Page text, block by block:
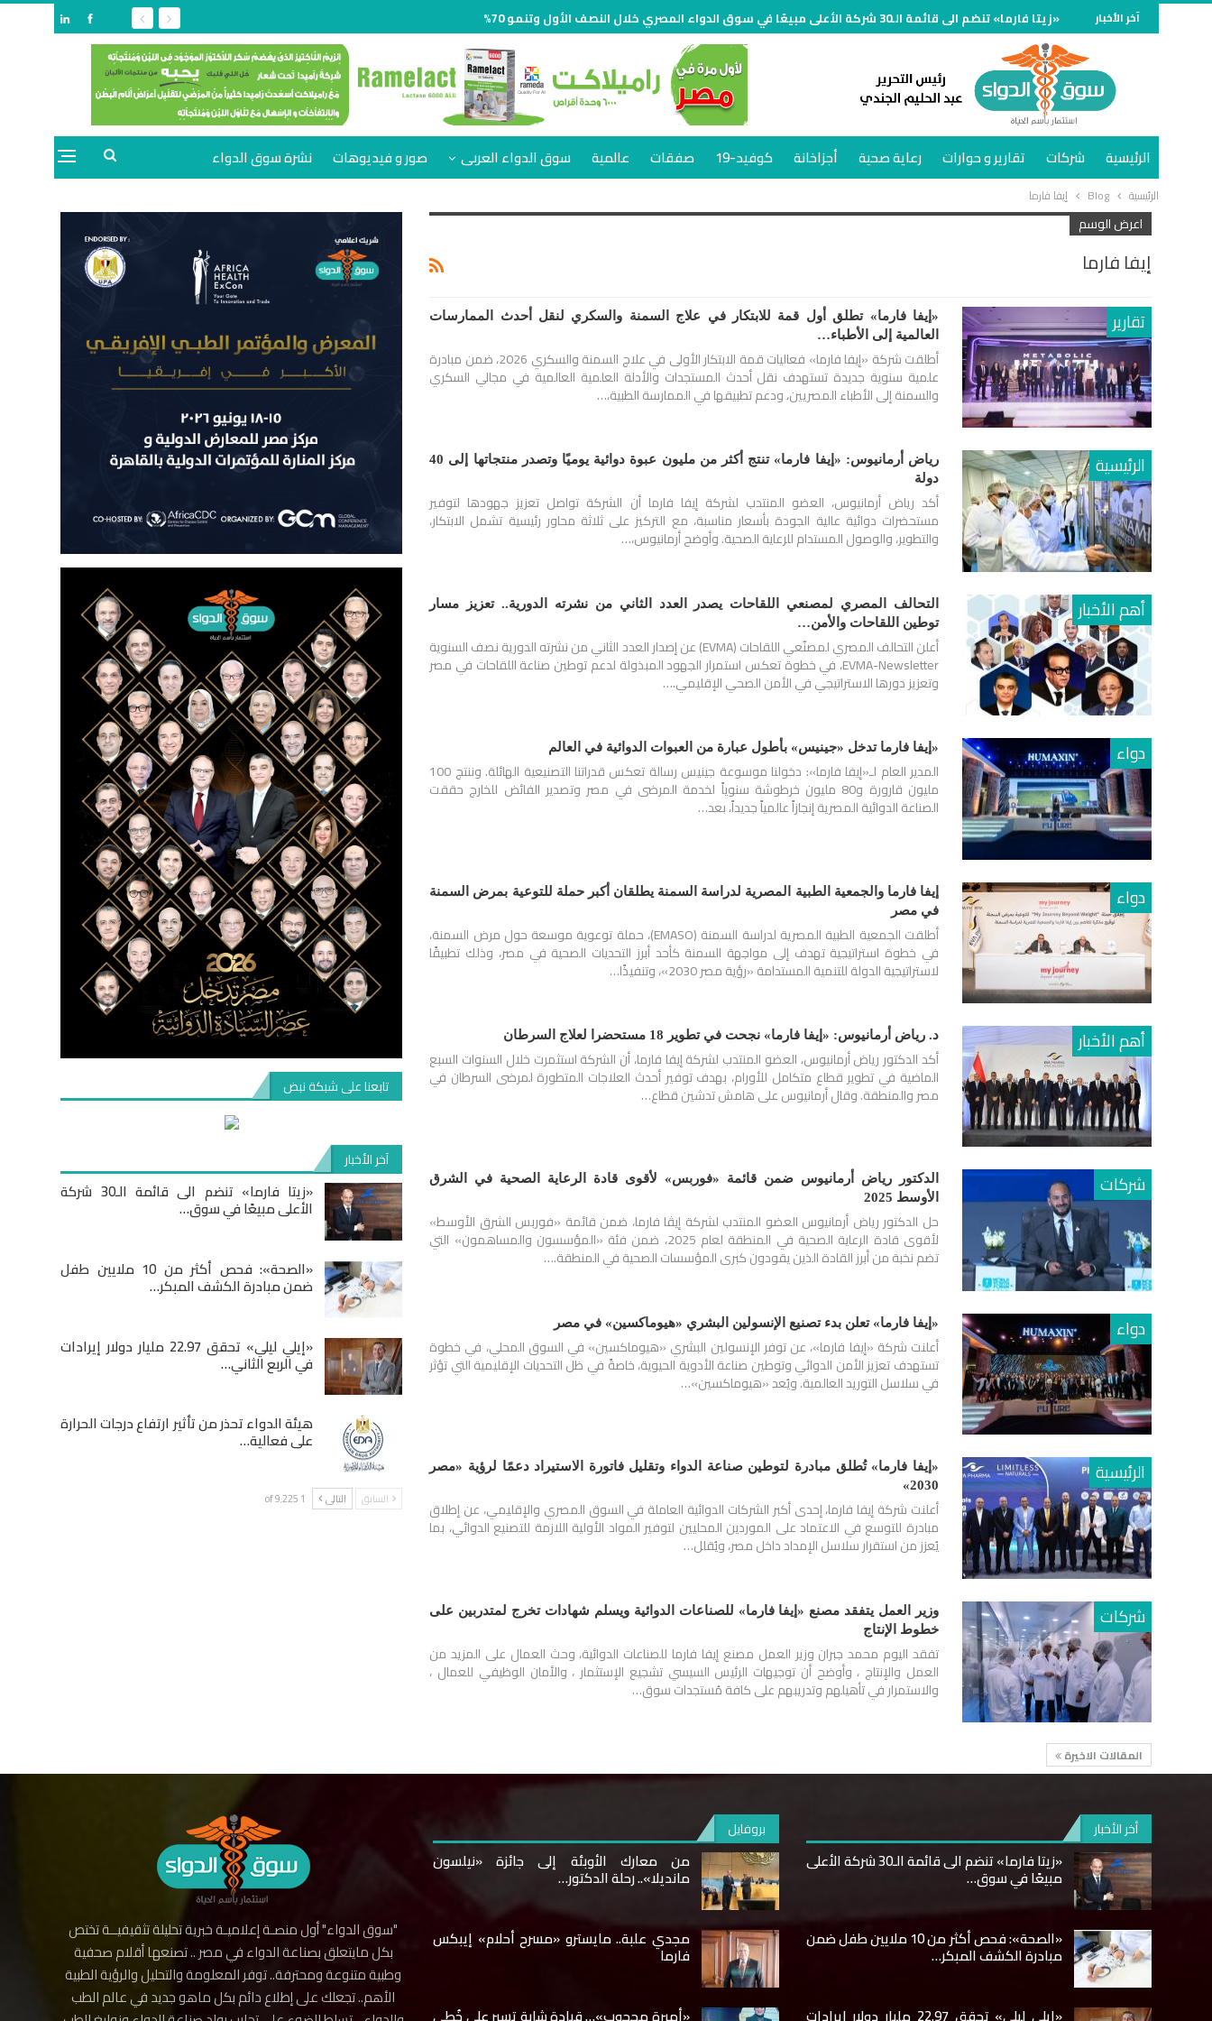
آخر الأخبار «زيتا فارما» تنضم الى قائمة الـ30 شركة الأعلى مبيعًا في سوق الدواء المصري خلال النصف الأول وتنمو 70%
الرئيسية شركات تقارير و حوارات رعاية صحية أجزاخانة كوفيد-19 صفقات عالمية سوق الدواء العربى صور و فيديوهات نشرة سوق الدواء
الرئيسية Blog إيفا فارما
اعرض الوسم
إيفا فارما
تقارير
«إيفا فارما» تطلق أول قمة للابتكار في علاج السمنة والسكري لنقل أحدث الممارسات
العالمية إلى الأطباء…
أطلقت شركة «إيفا فارما» فعاليات قمة الابتكار الأولى في علاج السمنة والسكري 2026، ضمن مبادرة
علمية سنوية جديدة تستهدف نقل أحدث المستجدات والأدلة العلمية العالمية في مجالي السكري
والسمنة إلى الأطباء المصريين، ودعم تطبيقها في الممارسة الطبية،…
الرئيسية
رياض أرمانيوس: «إيفا فارما» تنتج أكثر من مليون عبوة دوائية يوميًا وتصدر منتجاتها إلى 40
دولة
أكد رياض أرمانيوس، العضو المنتدب لشركة إيفا فارما أن الشركة تواصل تعزيز جهودها لتوفير
مستحضرات دوائية عالية الجودة بأسعار مناسبة، مع التركيز على ثلاثة محاور رئيسية تشمل الابتكار،
والتطوير، والوصول المستدام للرعاية الصحية. وأوضح أرمانيوس،…
أهم الأخبار
التحالف المصري لمصنعي اللقاحات يصدر العدد الثاني من نشرته الدورية.. تعزيز مسار
توطين اللقاحات والأمن…
أعلن التحالف المصري لمصنّعي اللقاحات (EVMA) عن إصدار العدد الثاني من نشرته الدورية نصف السنوية
EVMA-Newsletter، في خطوة تعكس استمرار الجهود المبذولة لدعم توطين صناعة اللقاحات في مصر
وتعزيز دورها الاستراتيجي في الأمن الصحي الإقليمي.…
دواء «إيفا فارما تدخل «جينيس» بأطول عبارة من العبوات الدوائية في العالم
المدير العام لـ«إيفا فارما»: دخولنا موسوعة جينيس رسالة تعكس قدراتنا التصنيعية الهائلة. وننتج 100
مليون قارورة و80 مليون خرطوشة سنوياً لخدمة المرضى في مصر وتصدير الفائض للخارج حققت
الصناعة الدوائية المصرية إنجازاً عالمياً جديداً، بعد…
دواء
إيفا فارما والجمعية الطبية المصرية لدراسة السمنة يطلقان أكبر حملة للتوعية بمرض السمنة
في مصر
أطلقت الجمعية الطبية المصرية لدراسة السمنة (EMASO)، حملة توعوية موسعة حول مرض السمنة،
في خطوة استراتيجية تهدف إلى مواجهة السمنة كأحد أبرز التحديات الصحية في مصر، وذلك تطبيقًا
لاستراتيجية الدولة للتنمية المستدامة «رؤية مصر 2030»، وتنفيذًا…
أهم الأخبار د. رياض أرمانيوس: «إيفا فارما» نجحت في تطوير 18 مستحضرا لعلاج السرطان
أكد الدكتور رياض أرمانيوس، العضو المنتدب لشركة إيفا فارما، أن الشركة استثمرت خلال السنوات السبع
الماضية في تطوير قطاع متكامل للأورام، بهدف توفير أحدث العلاجات المتطورة لمرضى السرطان في
مصر والمنطقة. وقال أرمانيوس على هامش تدشين قطاع…
شركات
الدكتور رياض أرمانيوس ضمن قائمة «فوربس» لأقوى قادة الرعاية الصحية في الشرق
الأوسط 2025
حل الدكتور رياض أرمانيوس العضو المنتدب لشركة إيڤا فارما، ضمن قائمة «فوربس الشرق الأوسط»
لأقوى قادة الرعاية الصحية في المنطقة لعام 2025، ضمن فئة «المؤسسون والمساهمون» التي
تضم نخبة من أبرز القادة الذين يقودون كبرى المؤسسات الصحية في المنطقة.…
دواء «إيفا فارما» تعلن بدء تصنيع الإنسولين البشري «هيوماكسين» في مصر
أعلنت شركة «إيفا فارما»، عن توفر الإنسولين البشري «هيوماكسين» في السوق المحلي، في خطوة
تستهدف تعزيز الأمن الدوائي وتوطين صناعة الأدوية الحيوية، خاصةً في ظل التحديات الإقليمية التي تؤثر
في سلاسل التوريد العالمية. ويُعد «هيوماكسين»…
الرئيسية
«إيفا فارما» تُطلق مبادرة لتوطين صناعة الدواء وتقليل فاتورة الاستيراد دعمًا لرؤية «مصر
2030»
أعلنت شركة إيفا فارما، إحدى أكبر الشركات الدوائية العاملة في السوق المصري والإقليمي، عن إطلاق
مبادرة للتوسع في الاعتماد على الموردين المحليين لتوفير المواد الأولية اللازمة للتصنيع الدوائي، بما
يُعزز من استقرار سلاسل الإمداد داخل مصر، ويُقلل…
شركات
وزير العمل يتفقد مصنع «إيفا فارما» للصناعات الدوائية ويسلم شهادات تخرج لمتدربين على
خطوط الإنتاج
تفقد اليوم محمد جبران وزير العمل مصنع إيفا فارما للصناعات الدوائية، وحث العمال على المزيد من
العمل والإنتاج ، وأوضح أن توجيهات الرئيس السيسي تشجيع الإستثمار ، والأمان الوظيفي للعمال ،
والاستمرار في تأهيلهم وتدريبهم على كافة مُستجدات سوق…
المقالات الاخيرة
تابعنا على شبكة نبض
آخر الأخبار
«زيتا فارما» تنضم الى قائمة الـ30 شركة
الأعلى مبيعًا في سوق…
«الصحة»: فحص أكثر من 10 ملايين طفل
ضمن مبادرة الكشف المبكر…
«إيلي ليلي» تحقق 22.97 مليار دولار إيرادات
في الربع الثاني…
هيئة الدواء تحذر من تأثير ارتفاع درجات الحرارة
على فعالية…
السابق التالى 1 of 9٬225
أخر الأخبار
«زيتا فارما» تنضم الى قائمة الـ30 شركة الأعلى
مبيعًا في سوق…
«الصحة»: فحص أكثر من 10 ملايين طفل ضمن
مبادرة الكشف المبكر…
«إيلي ليلي» تحقق 22.97 مليار دولار إيرادات
بروفايل
من معارك الأوبئة إلى جائزة «نيلسون
مانديلا».. رحلة الدكتور…
مجدي علبة.. مايسترو «مسرح أحلام» إيبكس
فارما
«أميرة محجوب»… قيادة شابة تسير على خُطى
"سوق الدواء" أول منصـة إعلاميـة خبرية تحليلة تثقيفيــة تختص
بكل مايتعلق بصناعة الدواء في مصر .. تصنعها أقلام صحفية
وطبية متنوعة ومحترفة.. توفر المعلومة والتحليل والرؤية الطبية
الأهم.. تجعلك على إطلاع دائم بكل ماهو جديد في عالم الطب